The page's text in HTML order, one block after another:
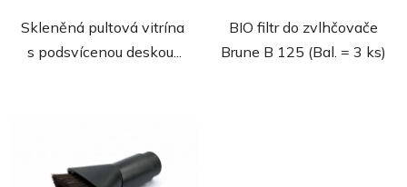
Skleněná pultová vitrína
s podsvícenou deskou...
BIO filtr do zvlhčovače
Brune B 125 (Bal. = 3 ks)